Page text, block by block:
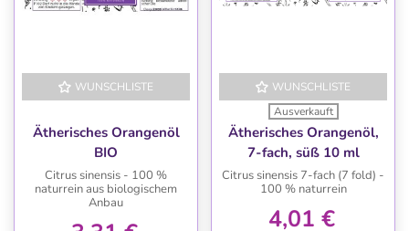
WUNSCHLISTE
Ätherisches Orangenöl
BIO
Citrus sinensis - 100 %
naturrein aus biologischem
Anbau
WUNSCHLISTE
Ausverkauft
Ätherisches Orangenöl,
7-fach, süß 10 ml
Citrus sinensis 7-fach (7 fold) -
100 % naturrein
4,01 €